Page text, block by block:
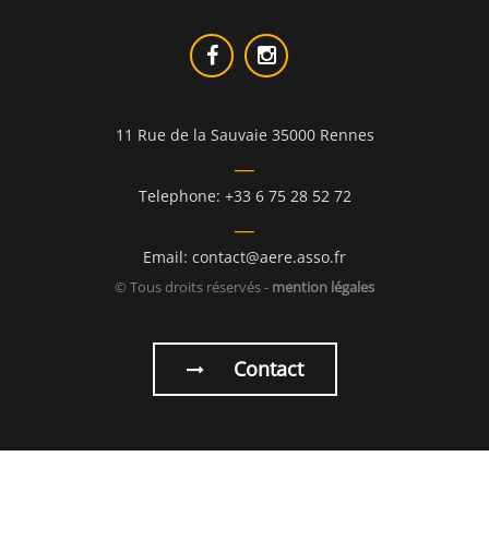
11 Rue de la Sauvaie 35000 Rennes
Telephone: +33 6 75 28 52 72
Email: contact@aere.asso.fr
© Tous droits réservés - mention légales
Contact